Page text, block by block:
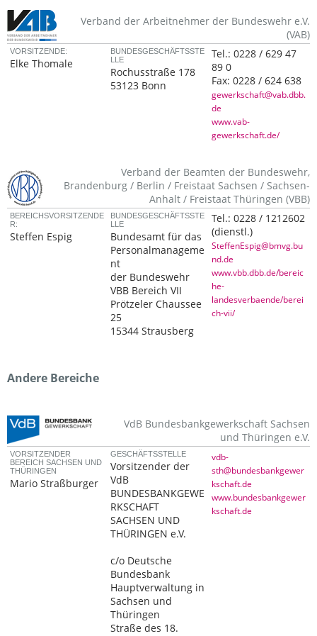
Verband der Arbeitnehmer der Bundeswehr e.V.
(VAB)
VORSITZENDE:
Elke Thomale
BUNDESGESCHÄFTSSTE
LLE
Rochusstraße 178
53123 Bonn
Tel.:0228 / 629 47
89 0
Fax:0228 / 624 638
gewerkschaft@vab.dbb.
de
www.vab-
gewerkschaft.de/
Verband der Beamten der Bundeswehr,
Brandenburg / Berlin / Freistaat Sachsen / Sachsen-
Anhalt / Freistaat Thüringen (VBB)
BEREICHSVORSITZENDE
R:
Steffen Espig
BUNDESGESCHÄFTSSTE
LLE
Bundesamt für das
Personalmanageme
nt
der Bundeswehr
VBB Bereich VII
Prötzeler Chaussee
25
15344 Strausberg
Tel.:0228 / 1212602
(dienstl.)
SteffenEspig@bmvg.bu
nd.de
www.vbb.dbb.de/bereic
he-
landesverbaende/berei
ch-vii/
Andere Bereiche
VdB Bundesbankgewerkschaft Sachsen
und Thüringen e.V.
VORSITZENDER
BEREICH SACHSEN UND
THÜRINGEN
Mario Straßburger
GESCHÄFTSSTELLE
Vorsitzender der
VdB
BUNDESBANKGEWE
RKSCHAFT
SACHSEN UND
THÜRINGEN e.V.
c/o Deutsche
Bundesbank
Hauptverwaltung in
Sachsen und
Thüringen
Straße des 18.
vdb-
sth@bundesbankgewer
kschaft.de
www.bundesbankgewer
kschaft.de